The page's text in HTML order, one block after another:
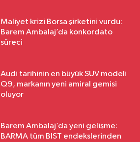
Maliyet krizi Borsa şirketini vurdu:
Barem Ambalaj’da konkordato
süreci
Audi tarihinin en büyük SUV modeli
Q9, markanın yeni amiral gemisi
oluyor
Barem Ambalaj’da yeni gelişme:
BARMA tüm BIST endekslerinden